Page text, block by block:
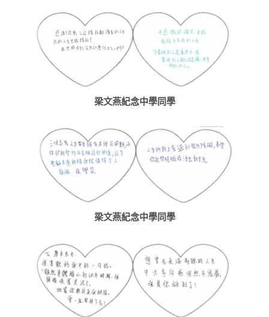
梁文燕紀念中學同學
梁文燕紀念中學同學